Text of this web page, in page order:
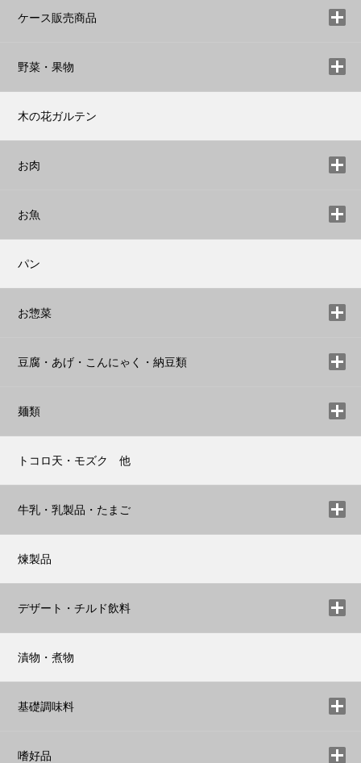
ケース販売商品
野菜・果物
木の花ガルテン
お肉
お魚
パン
お惣菜
豆腐・あげ・こんにゃく・納豆類
麺類
トコロ天・モズク 他
牛乳・乳製品・たまご
煉製品
デザート・チルド飲料
漬物・煮物
基礎調味料
嗜好品